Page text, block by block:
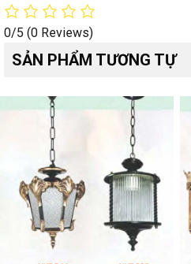
0/5 (0 Reviews)
SẢN PHẨM TƯƠNG TỰ